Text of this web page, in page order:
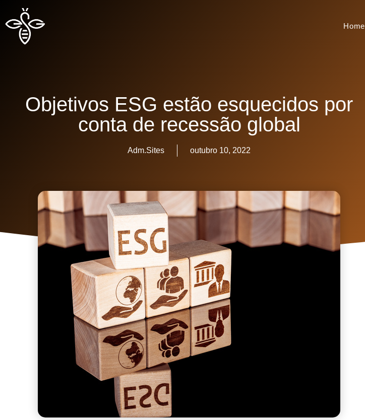
Home
Objetivos ESG estão esquecidos por
conta de recessão global
Adm.Sites outubro 10, 2022